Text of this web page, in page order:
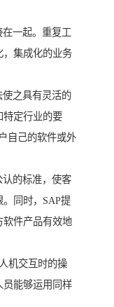
一起。重复工
，集成化的业务
之具有灵活的
特定行业的要
自己的软件或外
认的标准，使客
同时，SAP提
软件产品有效地
机交互时的操
员能够运用同样